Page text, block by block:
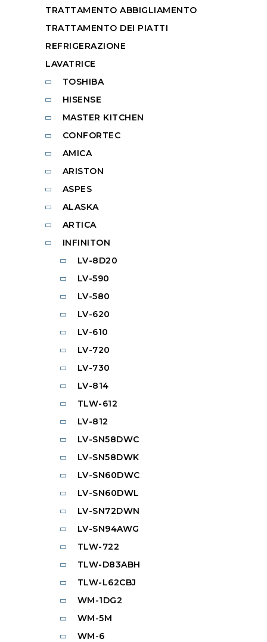
TRATTAMENTO ABBIGLIAMENTO
TRATTAMENTO DEI PIATTI
REFRIGERAZIONE
LAVATRICE
TOSHIBA
HISENSE
MASTER KITCHEN
CONFORTEC
AMICA
ARISTON
ASPES
ALASKA
ARTICA
INFINITON
LV-8D20
LV-590
LV-580
LV-620
LV-610
LV-720
LV-730
LV-814
TLW-612
LV-812
LV-SN58DWC
LV-SN58DWK
LV-SN60DWC
LV-SN60DWL
LV-SN72DWN
LV-SN94AWG
TLW-722
TLW-D83ABH
TLW-L62CBJ
WM-1DG2
WM-5M
WM-6